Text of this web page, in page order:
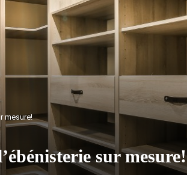
mesure!
sur mesure!